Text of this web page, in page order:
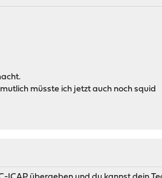
müsste ich jetzt auch noch squid